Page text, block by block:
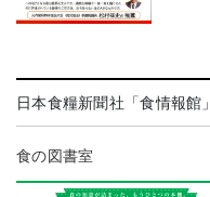
日本食糧新聞社「食情報館」
食の図書室